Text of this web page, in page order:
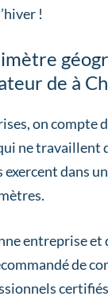
!
de à
on compte
ne travaillent
exercent dans
entreprise et
de